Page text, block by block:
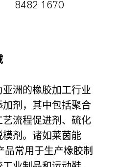
8482 1670
洲的橡胶加工行业
剂，其中包括聚合
流程促进剂、硫化
剂。诸如莱茵能
品常用于生产橡胶制